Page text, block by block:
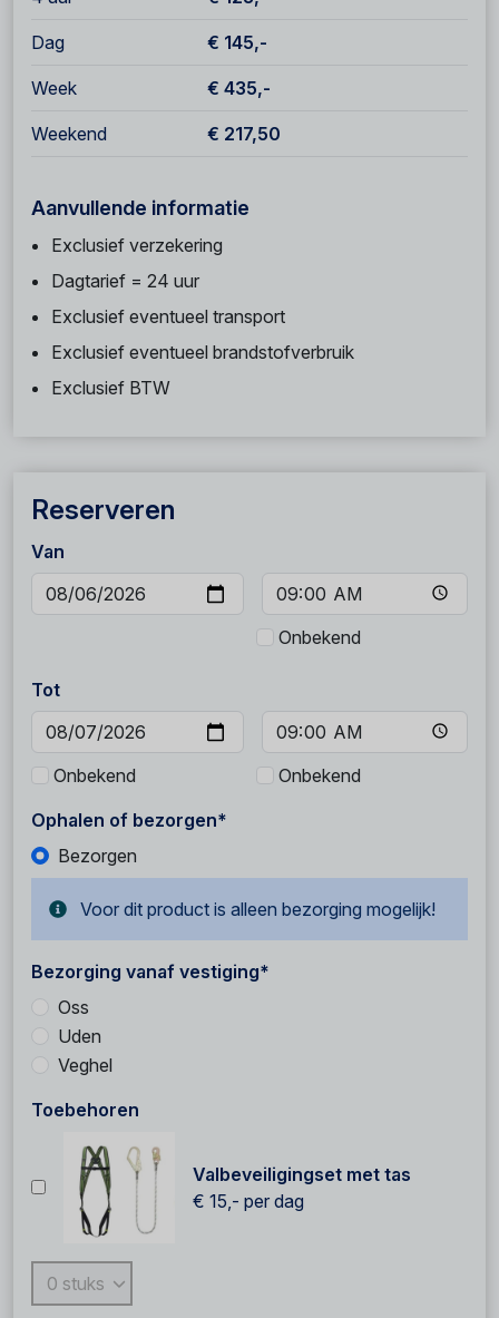
Dag € 145,-
Week € 435,-
Weekend € 217,50
Aanvullende informatie
Exclusief verzekering
Dagtarief = 24 uur
Exclusief eventueel transport
Exclusief eventueel brandstofverbruik
Exclusief BTW
Reserveren
Van
Onbekend
Tot
Onbekend
Onbekend
Ophalen of bezorgen*
Bezorgen
Voor dit product is alleen bezorging mogelijk!
Bezorging vanaf vestiging*
Oss
Uden
Veghel
Toebehoren
Valbeveiligingset met tas
€ 15,- per dag